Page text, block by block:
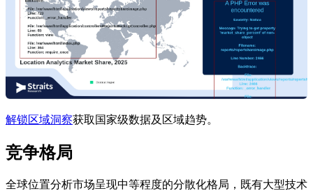
解锁区域洞察获取国家级数据及区域趋势。
竞争格局
全球位置分析市场呈现中等程度的分散化格局，既有大型技术